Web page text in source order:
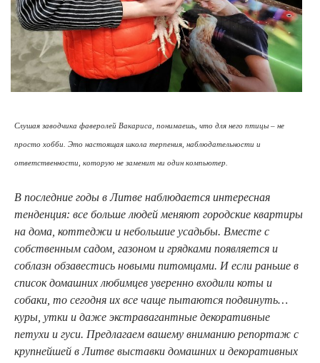
Слушая заводчика фаверолей Вакариса, понимаешь, что для него птицы – не
просто хобби. Это настоящая школа терпения, наблюдательности и
ответственности, которую не заменит ни один компьютер.
В последние годы в Литве наблюдается интересная
тенденция: все больше людей меняют городские квартиры
на дома, коттеджи и небольшие усадьбы. Вместе с
собственным садом, газоном и грядками появляется и
соблазн обзавестись новыми питомцами. И если раньше в
список домашних любимцев уверенно входили коты и
собаки, то сегодня их все чаще пытаются подвинуть…
куры, утки и даже экстравагантные декоративные
петухи и гуси. Предлагаем вашему вниманию репортаж с
крупнейшей в Литве выставки домашних и декоративных